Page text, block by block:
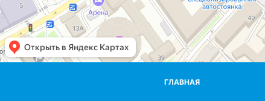
ГЛАВНАЯ